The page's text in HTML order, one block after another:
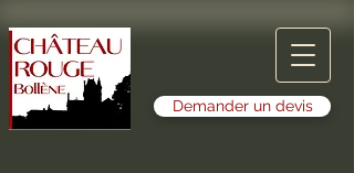
Demander un devis